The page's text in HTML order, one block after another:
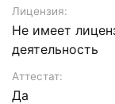
Лицензия:
Не имеет
деятельность
Аттестат:
Да